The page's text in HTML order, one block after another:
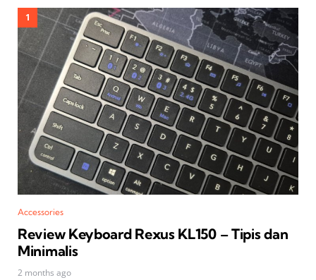
Accessories
Review Keyboard Rexus KL150 – Tipis dan
Minimalis
2 months ago